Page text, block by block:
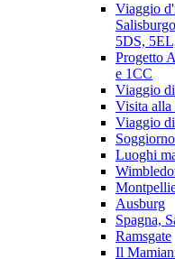
Viaggio
5DS,
Progetto
e 1CC
Viaggio
Visita alla
Viaggio
Luoghi
Ausburg
Spagna,
Ramsgate
Il